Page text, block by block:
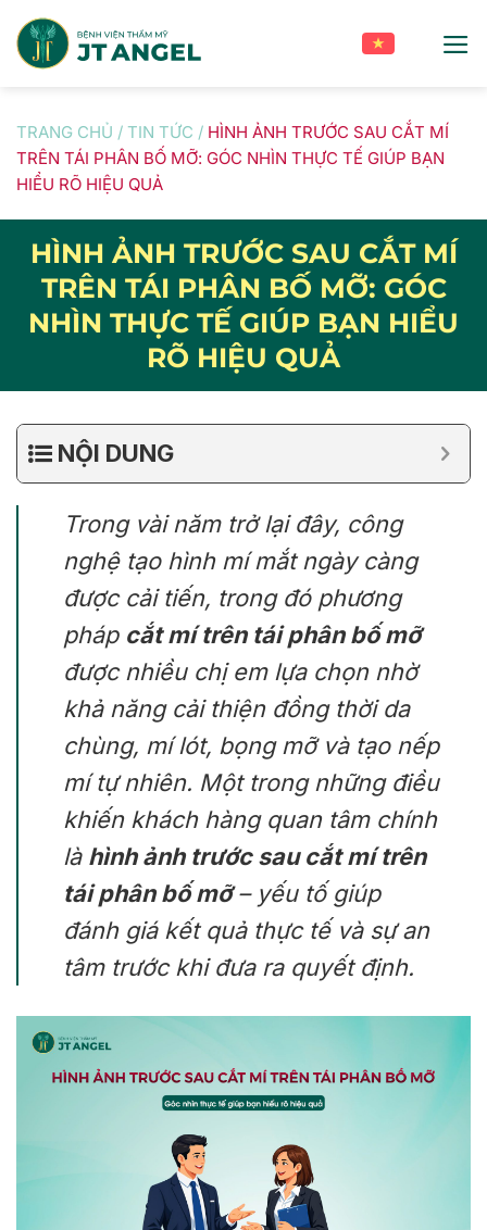
content
TRANG CHỦ / TIN TỨC / HÌNH ẢNH TRƯỚC SAU CẮT MÍ
TRÊN TÁI PHÂN BỐ MỠ: GÓC NHÌN THỰC TẾ GIÚP BẠN
HIỂU RÕ HIỆU QUẢ
HÌNH ẢNH TRƯỚC SAU CẮT MÍ
TRÊN TÁI PHÂN BỐ MỠ: GÓC
NHÌN THỰC TẾ GIÚP BẠN HIỂU
RÕ HIỆU QUẢ
NỘI DUNG
Trong vài năm trở lại đây, công
nghệ tạo hình mí mắt ngày càng
được cải tiến, trong đó phương
pháp cắt mí trên tái phân bố mỡ
được nhiều chị em lựa chọn nhờ
khả năng cải thiện đồng thời da
chùng, mí lót, bọng mỡ và tạo nếp
mí tự nhiên. Một trong những điều
khiến khách hàng quan tâm chính
là hình ảnh trước sau cắt mí trên
tái phân bố mỡ– yếu tố giúp
đánh giá kết quả thực tế và sự an
tâm trước khi đưa ra quyết định.